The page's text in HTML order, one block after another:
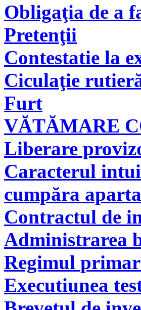
Obligaţia de a
Pretenţii
Contestatie la
Ciculaţie
Furt
VĂTĂMARE
Liberare
Caracterul
cumpăra
Contractul de
Administrarea
Regimul
Executiunea